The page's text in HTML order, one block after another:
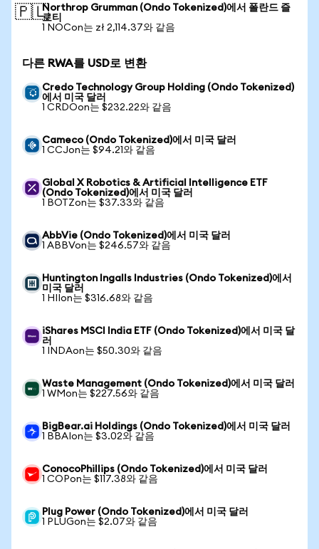
🇵🇱Northrop Grumman (Ondo Tokenized)에서 폴란드 즐
로티
1 NOCon는 zł 2,114.37와 같음
다른 RWA를 USD로 변환
Credo Technology Group Holding (Ondo Tokenized)
에서 미국 달러
1 CRDOon는 $232.22와 같음
Cameco (Ondo Tokenized)에서 미국 달러
1 CCJon는 $94.21와 같음
Global X Robotics & Artificial Intelligence ETF
(Ondo Tokenized)에서 미국 달러
1 BOTZon는 $37.33와 같음
AbbVie (Ondo Tokenized)에서 미국 달러
1 ABBVon는 $246.57와 같음
Huntington Ingalls Industries (Ondo Tokenized)에서
미국 달러
1 HIIon는 $316.68와 같음
iShares MSCI India ETF (Ondo Tokenized)에서 미국 달
러
1 INDAon는 $50.30와 같음
Waste Management (Ondo Tokenized)에서 미국 달러
1 WMon는 $227.56와 같음
BigBear.ai Holdings (Ondo Tokenized)에서 미국 달러
1 BBAIon는 $3.02와 같음
ConocoPhillips (Ondo Tokenized)에서 미국 달러
1 COPon는 $117.38와 같음
Plug Power (Ondo Tokenized)에서 미국 달러
1 PLUGon는 $2.07와 같음